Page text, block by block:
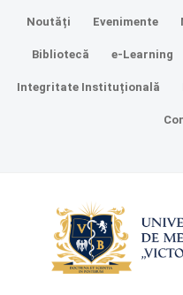
Noutăți Evenimente
Bibliotecă e-Learning
Integritate Instituțională